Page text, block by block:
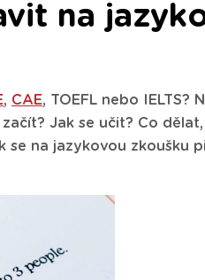
na
, CAE, TOEFL nebo IELTS?
Jak se učit? Co
se na jazykovou zkoušku